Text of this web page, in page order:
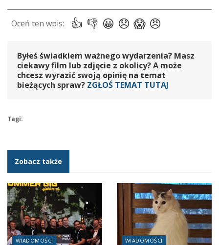
Byłeś świadkiem ważnego wydarzenia? Masz
ciekawy film lub zdjęcie z okolicy? A może
chcesz wyrazić swoją opinię na temat
bieżących spraw? ZGŁOŚ TEMAT TUTAJ
Tagi:
Zobacz także
WIADOMOŚCI WIADOMOŚCI